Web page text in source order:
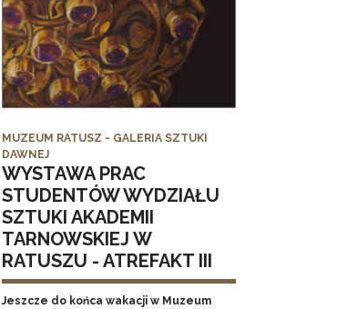
MUZEUM RATUSZ - GALERIA SZTUKI
DAWNEJ
WYSTAWA PRAC
STUDENTÓW WYDZIAŁU
SZTUKI AKADEMII
TARNOWSKIEJ W
RATUSZU - ATREFAKT III
Jeszcze do końca wakacji w Muzeum